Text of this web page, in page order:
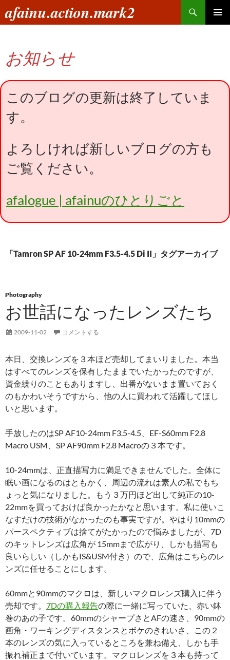
ン
へ
ス
キ
プ
afainu.action.mark2
索
お知らせ
このブログの更新は終了していま
す。
よろしければ新しいブログの方も
ご覧ください。
afalogue | afainuのひとりごと
「Tamron SP AF 10-24mm F3.5-4.5 Di II」タグアーカイブ
Photography
お世話になったレンズたち
2009-11-02 コメントする
本日、交換レンズを３本ほど売却してまいりました。本当
はすべてのレンズを保有したままでいたかったのですが、
資金繰りのこともありますし、出番がないまま置いておく
のもかわいそうですから、他の人に買われて活躍してほし
いと思います。
手放したのはSP AF10-24mm F3.5-4.5、EF-S60mm F2.8
Macro USM、SP AF90mm F2.8 Macroの３本です。
10-24mmは、正直描写力に満足できませんでした。全体に
眠い画になるのはともかく、周辺の流れは素人の私でもち
ょっと気になりました。もう３万円ほど出して純正の10-
22mmを買っておけば良かったかなと思います。私に使いこ
なすだけの技術がなかったのも事実ですが。やはり10mmの
パースペクティブは捨てがたかったので悩みましたが、7D
のキットレンズは広角が 15mmまで広がり、しかも描写も
良いらしい（しかもIS&USM付き）ので、広角はこちらのレ
ンズに任せることにします。
60mmと90mmのマクロは、新しいマクロレンズ購入に伴う
売却です。 7Dの購入報告の際に一緒に写っていた、赤い鉢
巻のあの子です。60mmのシャープさとAFの速さ、90mmの
画角・ワーキングディスタンスとボケのきれいさ、この２
本のレンズの気に入っているところを兼ね備え、しかも手
振れ補正まで付いています。マクロレンズを３本も持って